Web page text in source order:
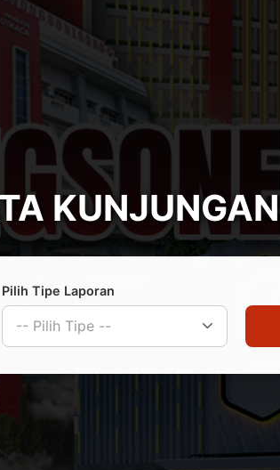
KUNJUNGAN
Pilih Tipe Laporan
-- Pilih Tipe --